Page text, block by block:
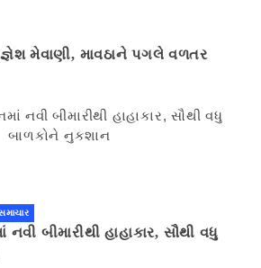
મેવાણી, માવઠાને પગલે વળતર
નવી બીમારીથી હાહાકાર, સૌથી વધુ